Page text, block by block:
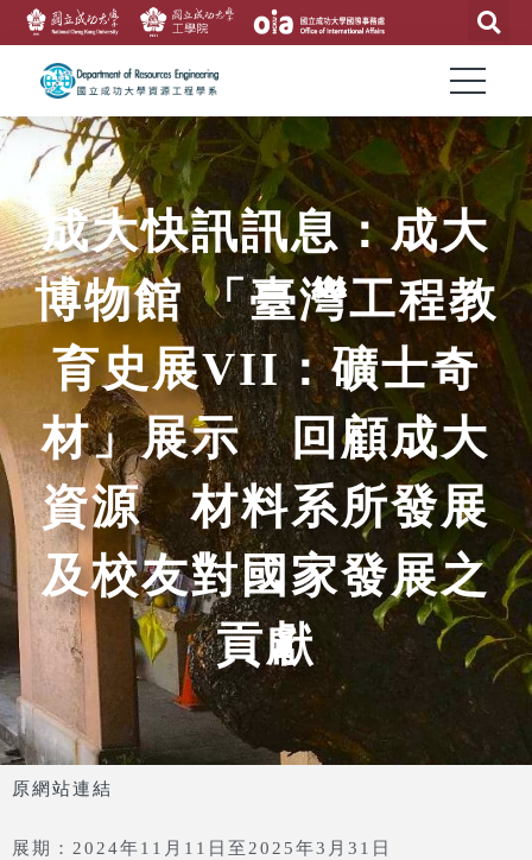
成大快訊訊息：成大
博物館 「臺灣工程教
育史展VII：礦士奇
材」展示 回顧成大
資源 材料系所發展
及校友對國家發展之
貢獻
原網站連結
展期：2024年11月11日至2025年3月31日